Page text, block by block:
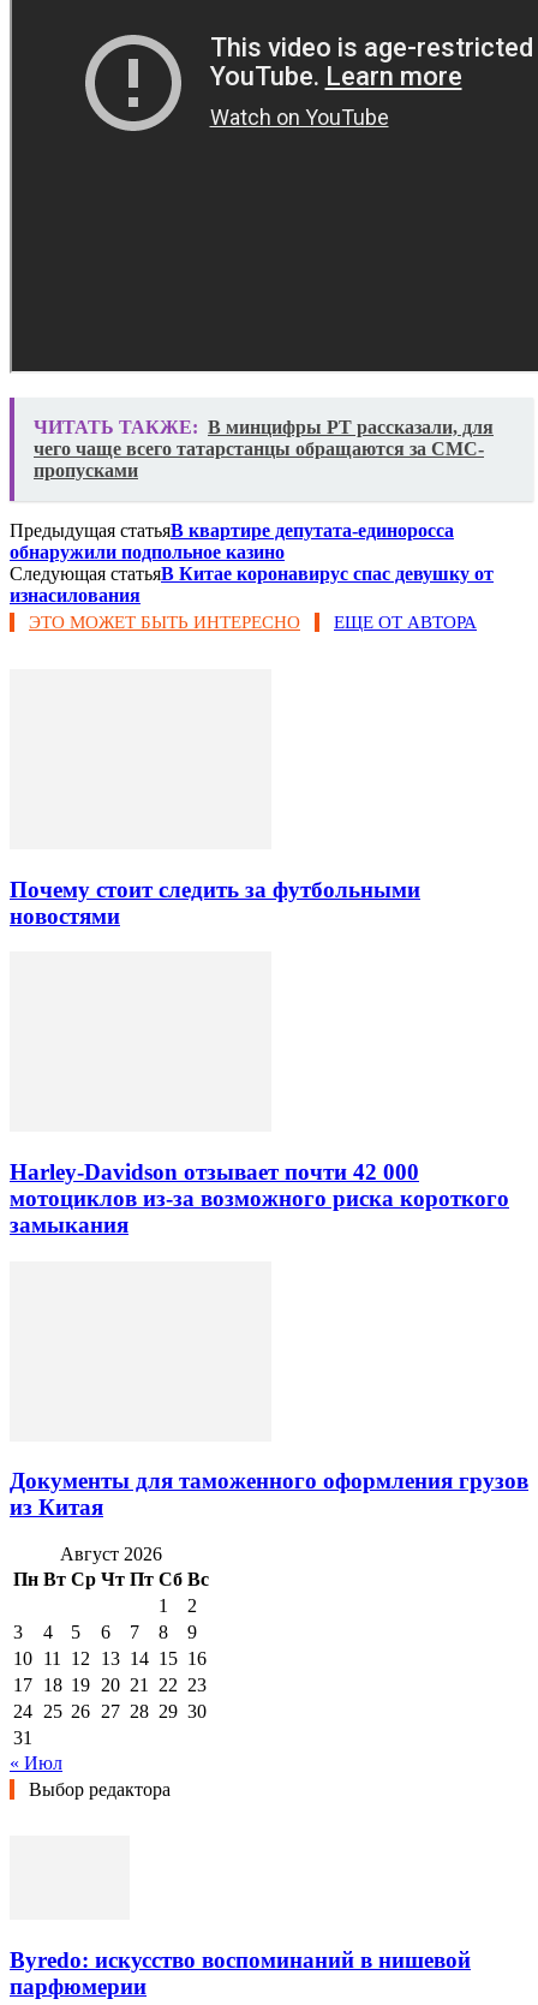
ЧИТАТЬ ТАКЖЕ: В минцифры РТ рассказали, для
чего чаще всего татарстанцы обращаются за СМС-
пропусками
Предыдущая статьяВ квартире депутата-единоросса
обнаружили подпольное казино
Следующая статьяВ Китае коронавирус спас девушку от
изнасилования
ЭТО МОЖЕТ БЫТЬ ИНТЕРЕСНО ЕЩЕ ОТ АВТОРА
Почему стоит следить за футбольными
новостями
Harley-Davidson отзывает почти 42 000
мотоциклов из-за возможного риска короткого
замыкания
Документы для таможенного оформления грузов
из Китая
Август 2026
Пн Вт Ср Чт Пт Сб Вс
1
2
3
4 5 6 7 8
9
10 11 12 13 14 15 16
17 18 19 20 21 22 23
24 25 26 27 28 29 30
31
« Июл
Выбор редактора
Byredo: искусство воспоминаний в нишевой
парфюмерии